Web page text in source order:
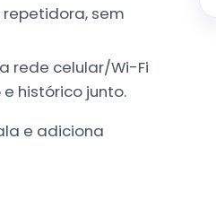
sem
rede celular/Wi-Fi
histórico junto.
e adiciona